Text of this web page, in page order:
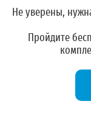
Не уверены,
Пройдите